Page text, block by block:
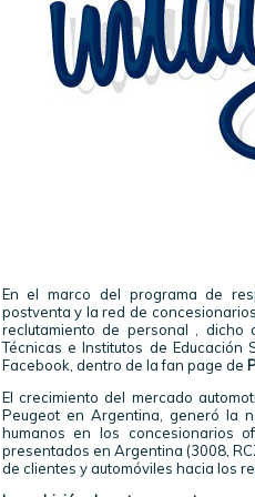
En el marco del programa de
postventa y la red de
reclutamiento de personal , dicho
Técnicas e Institutos de
Facebook, dentro de la fan page de
El crecimiento del mercado
Peugeot en Argentina, generó la
humanos en los concesionarios
presentados en Argentina (3008,
de clientes y automóviles hacia los